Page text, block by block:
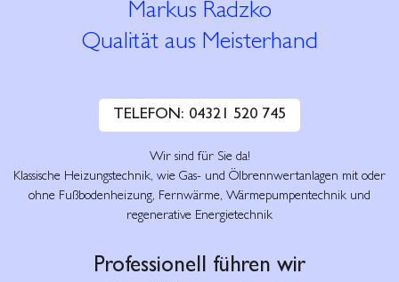
Markus Radzko
Qualität aus Meisterhand
TELEFON: 04321 520 745
Wir sind für Sie da!
Klassische Heizungstechnik, wie Gas- und Ölbrennwertanlagen mit oder
ohne Fußbodenheizung, Fernwärme, Wärmepumpentechnik und
regenerative Energietechnik
Professionell führen wir